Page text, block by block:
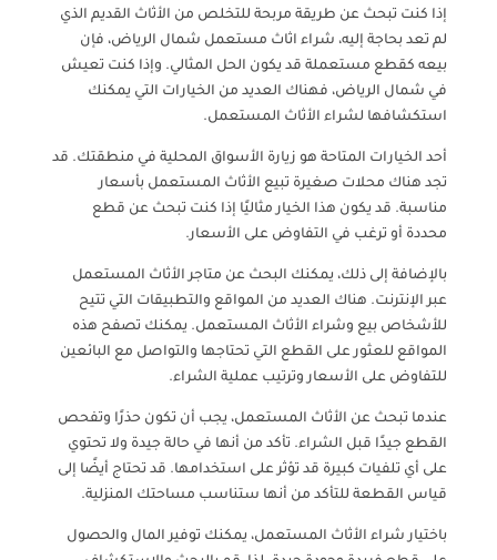
إذا كنت تبحث عن طريقة مربحة للتخلص من الأثاث القديم الذي
لم تعد بحاجة إليه، شراء اثاث مستعمل شمال الرياض، فإن
بيعه كقطع مستعملة قد يكون الحل المثالي. وإذا كنت تعيش
في شمال الرياض، فهناك العديد من الخيارات التي يمكنك
استكشافها لشراء الأثاث المستعمل.
أحد الخيارات المتاحة هو زيارة الأسواق المحلية في منطقتك. قد
تجد هناك محلات صغيرة تبيع الأثاث المستعمل بأسعار
مناسبة. قد يكون هذا الخيار مثاليًا إذا كنت تبحث عن قطع
محددة أو ترغب في التفاوض على الأسعار.
بالإضافة إلى ذلك، يمكنك البحث عن متاجر الأثاث المستعمل
عبر الإنترنت. هناك العديد من المواقع والتطبيقات التي تتيح
للأشخاص بيع وشراء الأثاث المستعمل. يمكنك تصفح هذه
المواقع للعثور على القطع التي تحتاجها والتواصل مع البائعين
للتفاوض على الأسعار وترتيب عملية الشراء.
عندما تبحث عن الأثاث المستعمل، يجب أن تكون حذرًا وتفحص
القطع جيدًا قبل الشراء. تأكد من أنها في حالة جيدة ولا تحتوي
على أي تلفيات كبيرة قد تؤثر على استخدامها. قد تحتاج أيضًا إلى
قياس القطعة للتأكد من أنها ستناسب مساحتك المنزلية.
باختيار شراء الأثاث المستعمل، يمكنك توفير المال والحصول